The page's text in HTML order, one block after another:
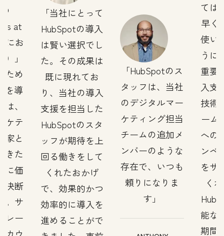
at
にお
」
ため
を導
、
ケテ
家と
きた
に価
決断
。サ
レー
当社にとって
HubSpotの導入
は賢い選択でし
た。その成果は
既に現れてお
り、当社の導入
支援を担当した
HubSpotのスタ
ッフが期待を上
回る働きをして
くれたおかげ
で、効果的かつ
効率的に導入を
進めることがで
HubSpotのス
タッフは、当社
のデジタルマー
ケティング担当
チームの追加メ
ンバーのような
存在で、いつも
頼りになりま
す
ては
早く
使い
うに
重要
入支
技術
ーム
への
ンペ
をサ
く
能な
期間